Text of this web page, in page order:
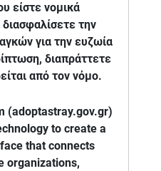
είστε νομικά
την
για την ευζωία
διαπράττετε
από τον νόμο.
(adoptastray.gov.gr)
to create a
that connects
organizations,